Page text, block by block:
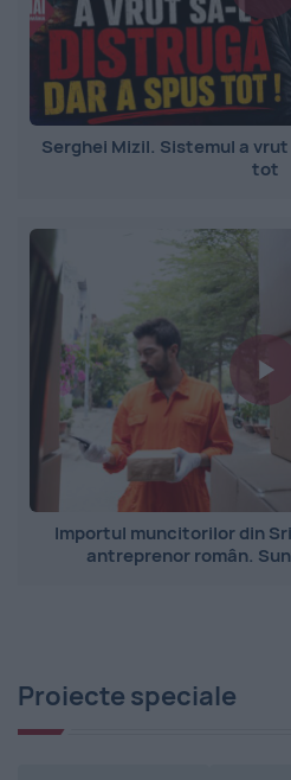
Serghei Mizil. Sistemul a
tot
Importul muncitorilor din
antreprenor român.
Proiecte speciale